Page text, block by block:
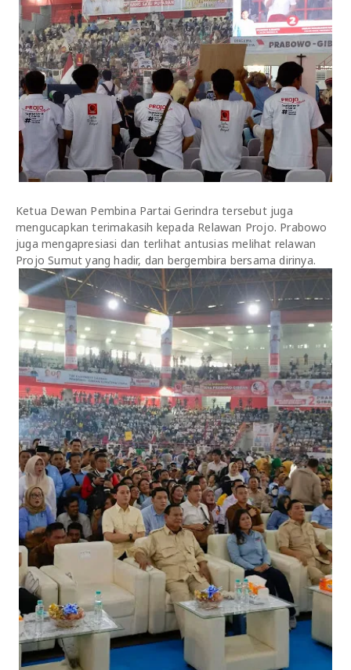
Ketua Dewan Pembina Partai Gerindra tersebut juga
mengucapkan terimakasih kepada Relawan Projo. Prabowo
juga mengapresiasi dan terlihat antusias melihat relawan
Projo Sumut yang hadir, dan bergembira bersama dirinya.